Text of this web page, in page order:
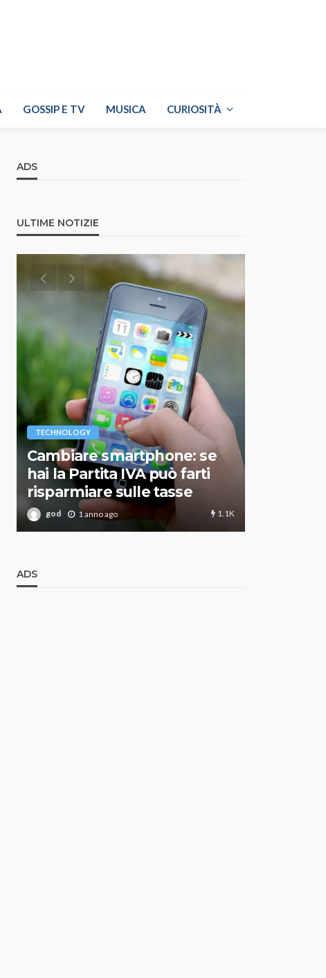
GOSSIP E TV MUSICA CURIOSITÀ
ADS
ULTIME NOTIZIE
TECHNOLOGY
Cambiare smartphone: se
hai la Partita IVA può farti
risparmiare sulle tasse
god 1 anno ago 1.1K
ADS